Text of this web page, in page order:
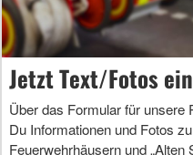
Jetzt Text/Fotos
Über das Formular für unsere
Du Informationen und Fotos
Feuerwehrhäusern und